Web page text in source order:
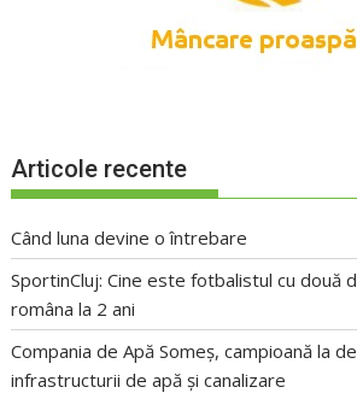
Articole recente
Când luna devine o întrebare
SportinCluj: Cine este fotbalistul cu două
româna la 2 ani
Compania de Apă Someș, campioană la
infrastructurii de apă și canalizare